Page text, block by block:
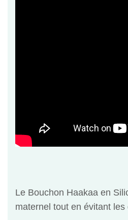
Le Bouchon Haakaa en
maternel tout en évitant